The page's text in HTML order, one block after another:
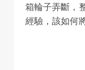
箱輪子弄斷，
經驗，該如何